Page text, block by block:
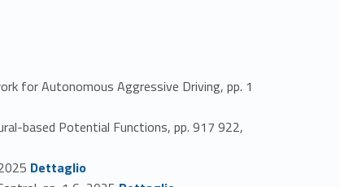
for Autonomous Aggressive Driving, pp. 1
based Potential Functions, pp. 917 922,
Link identifier #identifier_person_173021-21
Dettaglio
Link identifier #identifier_person_98212-22